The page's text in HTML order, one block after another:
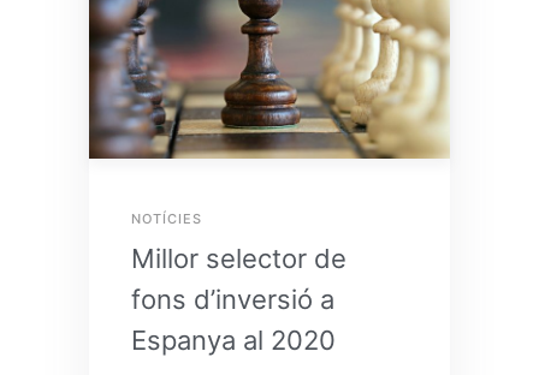
NOTÍCIES
Millor selector de
fons d’inversió a
Espanya al 2020